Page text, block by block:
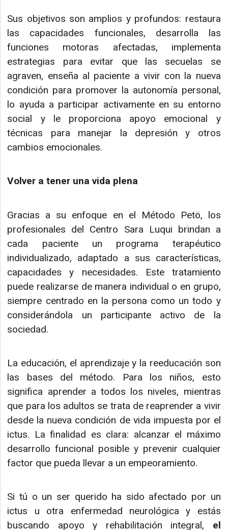
Sus objetivos son amplios y profundos: restaura
las capacidades funcionales, desarrolla las
funciones motoras afectadas, implementa
estrategias para evitar que las secuelas se
agraven, enseña al paciente a vivir con la nueva
condición para promover la autonomía personal,
lo ayuda a participar activamente en su entorno
social y le proporciona apoyo emocional y
técnicas para manejar la depresión y otros
cambios emocionales.
Volver a tener una vida plena
Gracias a su enfoque en el Método Petö, los
profesionales del Centro Sara Luqui brindan a
cada paciente un programa terapéutico
individualizado, adaptado a sus características,
capacidades y necesidades. Este tratamiento
puede realizarse de manera individual o en grupo,
siempre centrado en la persona como un todo y
considerándola un participante activo de la
sociedad.
La educación, el aprendizaje y la reeducación son
las bases del método. Para los niños, esto
significa aprender a todos los niveles, mientras
que para los adultos se trata de reaprender a vivir
desde la nueva condición de vida impuesta por el
ictus. La finalidad es clara: alcanzar el máximo
desarrollo funcional posible y prevenir cualquier
factor que pueda llevar a un empeoramiento.
Si tú o un ser querido ha sido afectado por un
ictus u otra enfermedad neurológica y estás
buscando apoyo y rehabilitación integral, el